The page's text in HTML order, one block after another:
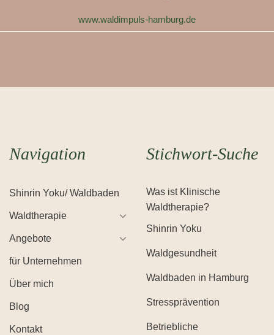
www.waldimpuls-hamburg.de
Navigation
Shinrin Yoku/ Waldbaden
Waldtherapie
Angebote
für Unternehmen
Über mich
Blog
Kontakt
Stichwort-Suche
Was ist Klinische
Waldtherapie?
Shinrin Yoku
Waldgesundheit
Waldbaden in Hamburg
Stressprävention
Betriebliche